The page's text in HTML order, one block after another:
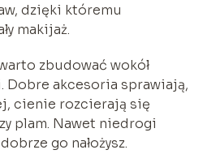
dzięki któremu
makijaż.
zbudować wokół
Dobre akcesoria sprawiają,
cienie rozcierają się
plam. Nawet niedrogi
go nałożysz.